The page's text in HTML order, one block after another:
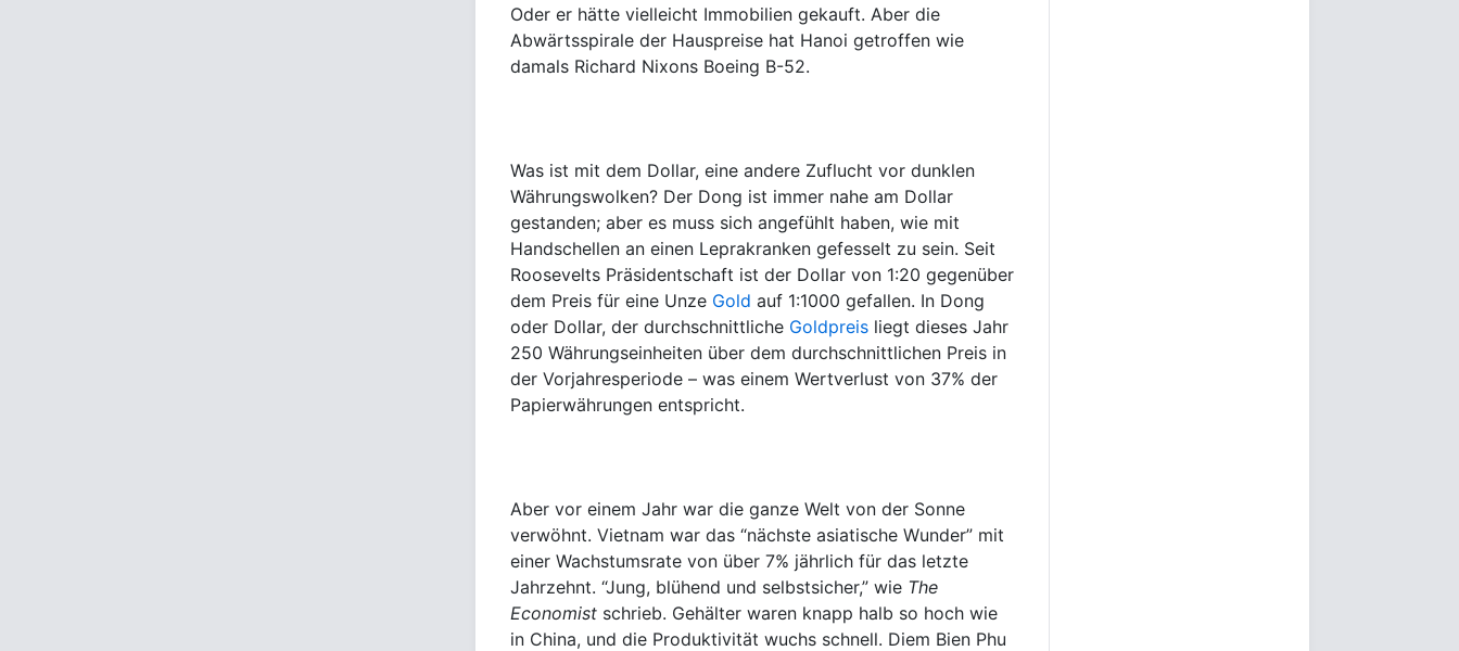
Oder er hätte vielleicht Immobilien gekauft. Aber die
Abwärtsspirale der Hauspreise hat Hanoi getroffen wie
damals Richard Nixons Boeing B-52.
Was ist mit dem Dollar, eine andere Zuflucht vor dunklen
Währungswolken? Der Dong ist immer nahe am Dollar
gestanden; aber es muss sich angefühlt haben, wie mit
Handschellen an einen Leprakranken gefesselt zu sein. Seit
Roosevelts Präsidentschaft ist der Dollar von 1:20 gegenüber
dem Preis für eine Unze Gold auf 1:1000 gefallen. In Dong
oder Dollar, der durchschnittliche Goldpreis liegt dieses Jahr
250 Währungseinheiten über dem durchschnittlichen Preis in
der Vorjahresperiode – was einem Wertverlust von 37% der
Papierwährungen entspricht.
Aber vor einem Jahr war die ganze Welt von der Sonne
verwöhnt. Vietnam war das “nächste asiatische Wunder” mit
einer Wachstumsrate von über 7% jährlich für das letzte
Jahrzehnt. “Jung, blühend und selbstsicher,” wie The
Economist schrieb. Gehälter waren knapp halb so hoch wie
in China, und die Produktivität wuchs schnell. Diem Bien Phu